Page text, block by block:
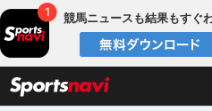
競馬ニュースも結果もすぐ